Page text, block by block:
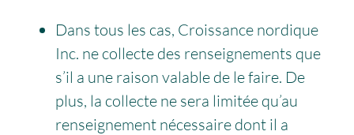
Dans tous les cas, Croissance nordique
Inc. ne collecte des renseignements que
s’il a une raison valable de le faire. De
plus, la collecte ne sera limitée qu’au
renseignement nécessaire dont il a